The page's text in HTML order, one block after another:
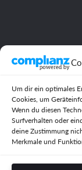
Um dir ein optimales
Cookies, um
Wenn du diesen
Surfverhalten oder
deine Zustimmung
Merkmale und